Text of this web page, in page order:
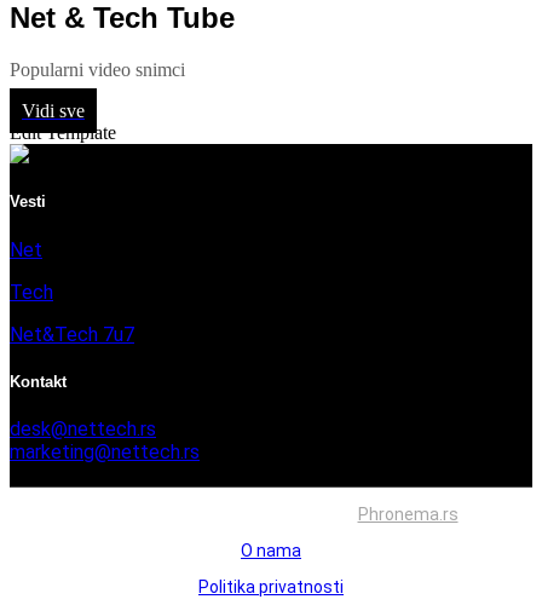
Net & Tech Tube
Popularni video snimci
Vidi sve
Edit Template
Vesti
Net
Tech
Net&Tech 7u7
Kontakt
desk@nettech.rs
marketing@nettech.rs
Phronema.rs
O nama
Politika privatnosti